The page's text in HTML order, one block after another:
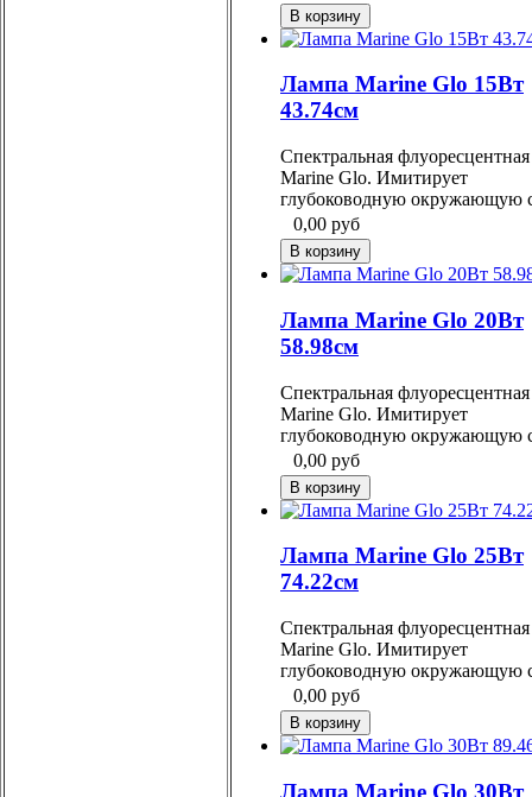
Лампа Marine Glo 15Вт
43.74см
Спектральная
Marine Glo. Имитирует
глубоководную окружающую
0,00 руб
Лампа Marine Glo 20Вт
58.98см
Спектральная
Marine Glo. Имитирует
глубоководную окружающую
0,00 руб
Лампа Marine Glo 25Вт
74.22см
Спектральная
Marine Glo. Имитирует
глубоководную окружающую
0,00 руб
Лампа Marine Glo 30Вт